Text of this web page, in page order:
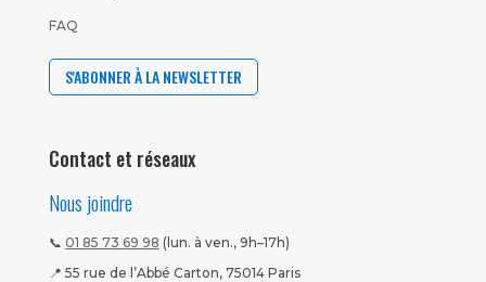
FAQ
S'ABONNER À LA NEWSLETTER
Contact et réseaux
Nous joindre
📞 01 85 73 69 98 (lun. à ven., 9h–17h)
📍 55 rue de l’Abbé Carton, 75014 Paris